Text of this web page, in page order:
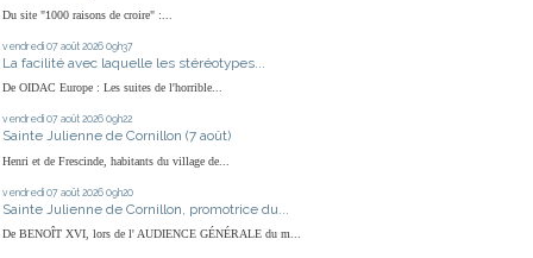
Du site "1000 raisons de croire" :...
vendredi 07 août 2026 09h37
La facilité avec laquelle les stéréotypes...
De OIDAC Europe : Les suites de l'horrible...
vendredi 07 août 2026 09h22
Sainte Julienne de Cornillon (7 août)
Henri et de Frescinde, habitants du village de...
vendredi 07 août 2026 09h20
Sainte Julienne de Cornillon, promotrice du...
De BENOÎT XVI, lors de l' AUDIENCE GÉNÉRALE du m...